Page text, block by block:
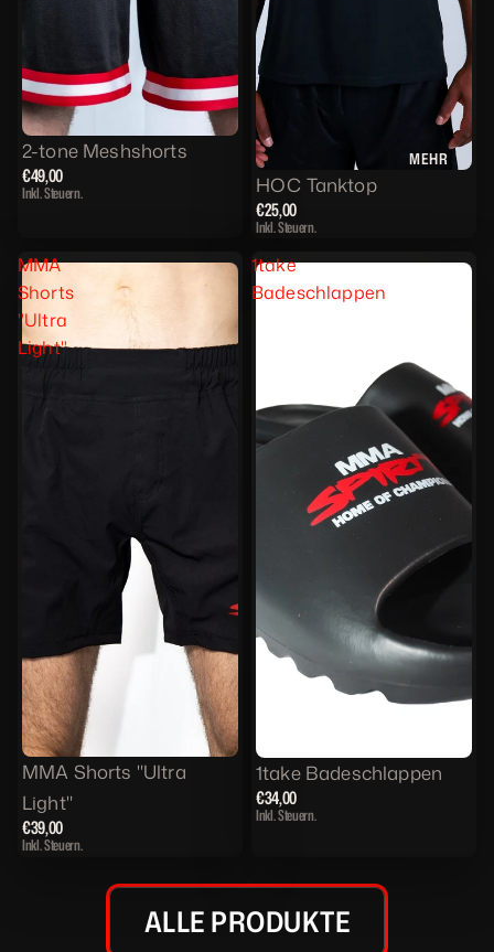
MEHR
2-tone Meshshorts
€49,00
Inkl. Steuern. HOC Tanktop
€25,00
Inkl. Steuern.
MMA
Shorts
"Ultra
Light"
MMA Shorts "Ultra
Light"
€39,00
Inkl. Steuern.
1take
Badeschlappen
1take Badeschlappen
€34,00
Inkl. Steuern.
ALLE PRODUKTE